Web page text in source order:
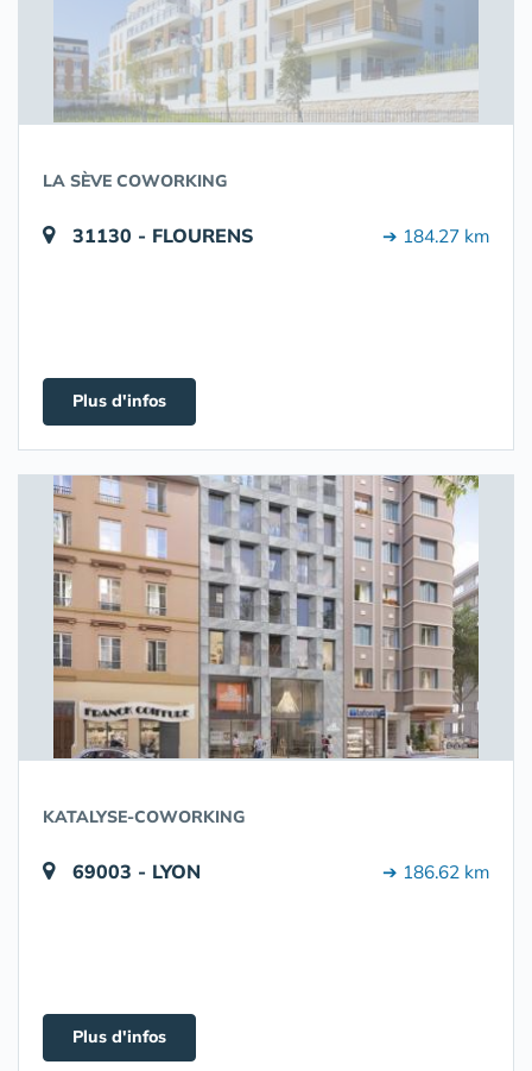
LA SÈVE COWORKING
31130 - FLOURENS ➔ 184.27 km
Plus d'infos
KATALYSE-COWORKING
69003 - LYON ➔ 186.62 km
Plus d'infos